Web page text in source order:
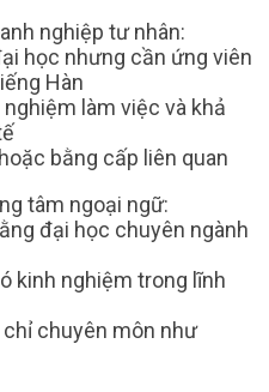
nghiệp tư nhân:
học nhưng cần ứng viên
Hàn
làm việc và khả
bằng cấp liên quan
tâm ngoại ngữ:
đại học chuyên ngành
kinh nghiệm trong lĩnh
chuyên môn như